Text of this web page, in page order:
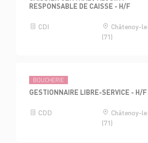
RESPONSABLE DE CAISSE - H/F
CDI
Châtenoy-
(71)
BOUCHERIE
GESTIONNAIRE LIBRE-SERVICE - H/F
CDD
Châtenoy-
(71)